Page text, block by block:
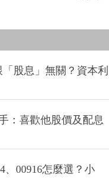
股息」無關？資本利
：喜歡他股價及配息
、00916怎麼選？小